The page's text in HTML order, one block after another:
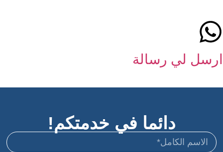
ارسل لي رسالة
دائما في خدمتكم!